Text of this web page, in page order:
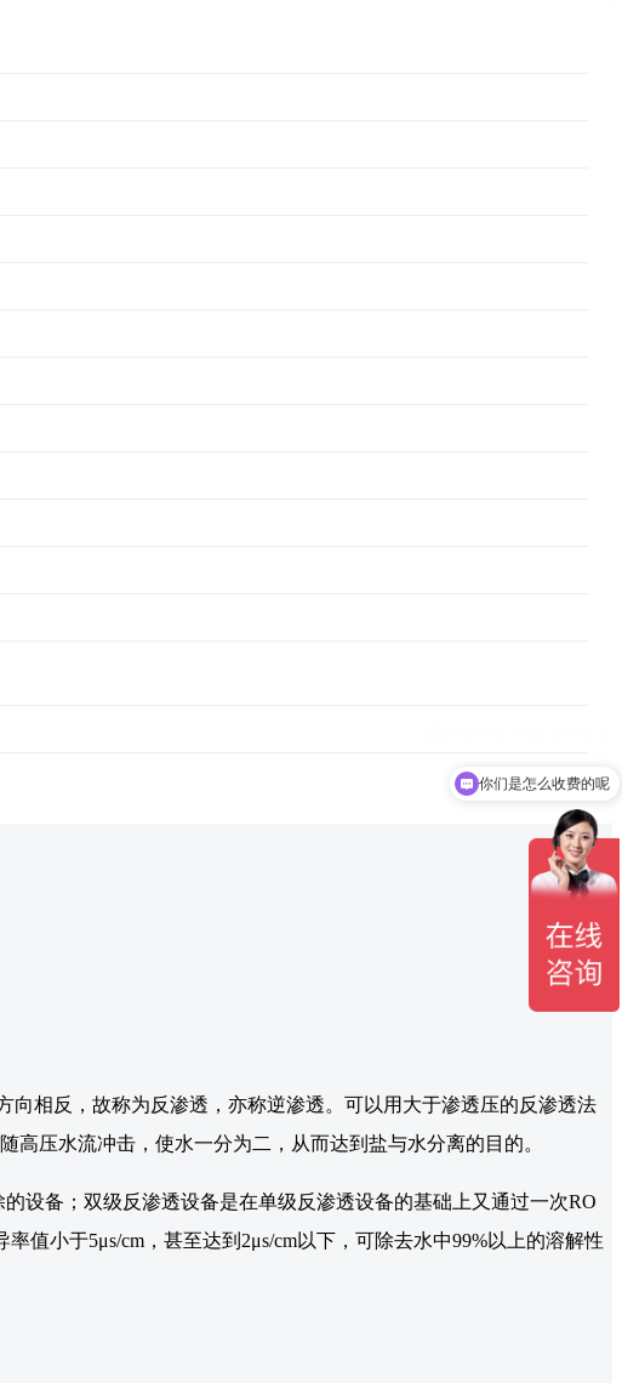
相反，故称为反渗透，亦称逆渗透。可以用大于渗透压的反渗透法
压水流冲击，使水一分为二，从而达到盐与水分离的目的。
备；双级反渗透设备是在单级反渗透设备的基础上又通过一次RO
值小于5μs/cm，甚至达到2μs/cm以下，可除去水中99%以上的溶解性
你们是怎么收费的呢